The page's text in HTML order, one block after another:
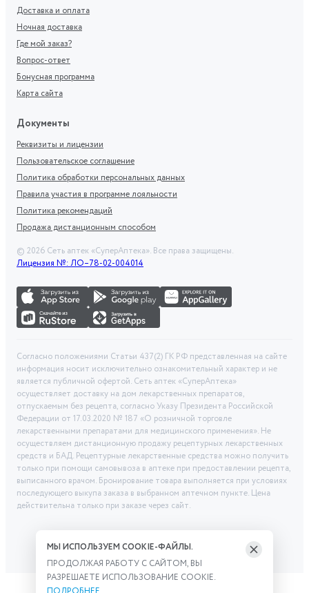
Доставка и оплата
Ночная доставка
Где мой заказ?
Вопрос-ответ
Бонусная программа
Карта сайта
Документы
Реквизиты и лицензии
Пользовательское соглашение
Политика обработки персональных данных
Правила участия в программе лояльности
Политика рекомендаций
Продажа дистанционным способом
© 2026 Сеть аптек «СуперАптека». Все права защищены.
Лицензия №: ЛО–78-02-004014
Согласно положениями Статьи 437(2) ГК РФ представленная на сайте
информация носит исключительно ознакомительный характер и не
является публичной офертой. Сеть аптек «СуперАптека»
осуществляет доставку на дом лекарственных препаратов,
отпускаемым без рецепта, согласно Указу Президента Российской
Федерации от 17.03.2020 № 187 «О розничной торговле
лекарственными препаратами для медицинского применения». Не
осуществляем дистанционную продажу рецептурных лекарственных
средств и БАД. Рецептурные лекарственные средства можно получить
только при помощи самовывоза в аптеке при предоставлении рецепта,
выписанного врачом. Бронирование товара выполняется при условиях
последующего выкупа заказа в выбранном аптечном пункте. Цена
действительна только при заказе через сайт.
МЫ ИСПОЛЬЗУЕМ COOKIE-ФАЙЛЫ.
ПРОДОЛЖАЯ РАБОТУ С САЙТОМ, ВЫ
РАЗРЕШАЕТЕ ИСПОЛЬЗОВАНИЕ COOKIE.